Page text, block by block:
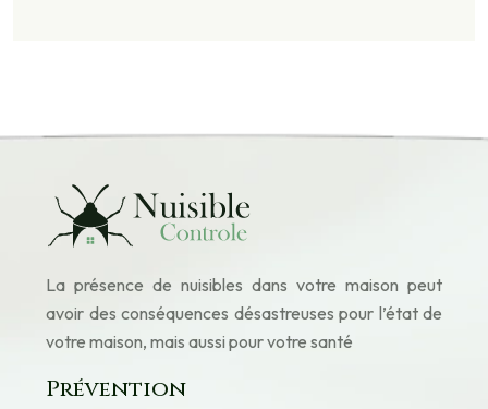
La présence de nuisibles dans votre maison peut
avoir des conséquences désastreuses pour l’état de
votre maison, mais aussi pour votre santé
Prévention